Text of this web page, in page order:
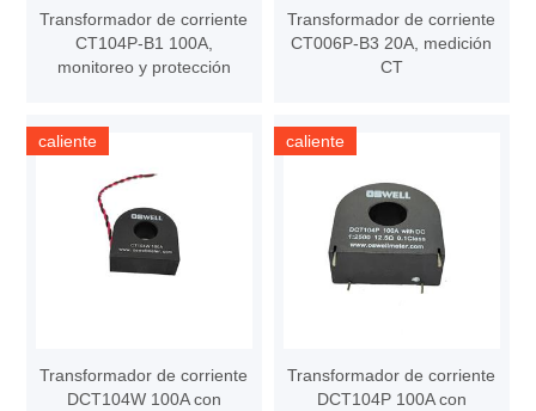
Transformador de corriente
CT104P-B1 100A,
monitoreo y protección
Transformador de corriente
CT006P-B3 20A, medición
CT
caliente
Transformador de corriente
DCT104W 100A con
caliente
Transformador de corriente
DCT104P 100A con